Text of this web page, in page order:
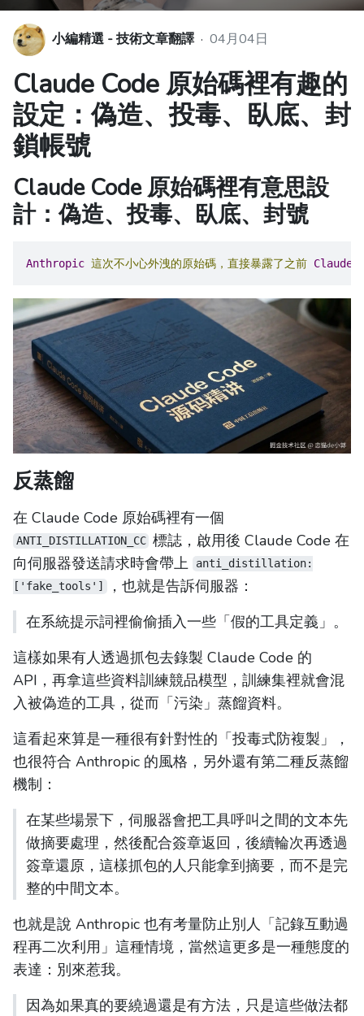
小編精選 - 技術文章翻譯 · 04月04日
Claude Code 原始碼裡有趣的
設定：偽造、投毒、臥底、封
鎖帳號
Claude Code 原始碼裡有意思設
計：偽造、投毒、臥底、封號
Anthropic 這次不小心外洩的原始碼，直接暴露了之前 Claude
反蒸餾
在 Claude Code 原始碼裡有一個
ANTI_DISTILLATION_CC 標誌，啟用後 Claude Code 在
向伺服器發送請求時會帶上
anti_distillation:
['fake_tools']
，也就是告訴伺服器：
在系統提示詞裡偷偷插入一些「假的工具定義」。
這樣如果有人透過抓包去錄製 Claude Code 的
API，再拿這些資料訓練競品模型，訓練集裡就會混
入被偽造的工具，從而「污染」蒸餾資料。
這看起來算是一種很有針對性的「投毒式防複製」，
也很符合 Anthropic 的風格，另外還有第二種反蒸餾
機制：
在某些場景下，伺服器會把工具呼叫之間的文本先
做摘要處理，然後配合簽章返回，後續輪次再透過
簽章還原，這樣抓包的人只能拿到摘要，而不是完
整的中間文本。
也就是說 Anthropic 也有考量防止別人「記錄互動過
程再二次利用」這種情境，當然這更多是一種態度的
表達：別來惹我。
因為如果真的要繞過還是有方法，只是這些做法都